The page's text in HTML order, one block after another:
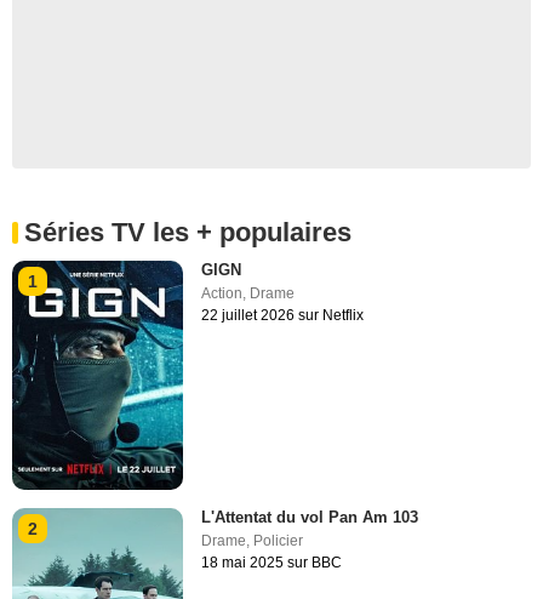
Séries TV les + populaires
1
GIGN
Action, Drame
22 juillet 2026 sur Netflix
2
L'Attentat du vol Pan Am 103
Drame Policier
18 mai 2025 sur BBC